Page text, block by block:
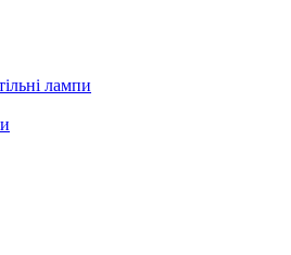
лампи